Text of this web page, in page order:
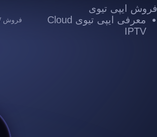
فروش ایپی تیوی
معرفی ایپی تیوی Cloud
IPTV
فروش IPTV ویژه مشترکین خارج